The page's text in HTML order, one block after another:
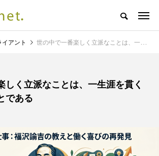
表取締役ブログ
イアント 世の中で一番楽しく立派なことは、一生涯を貫く仕事をもつことである
しく立派なことは、一生涯を貫く
である